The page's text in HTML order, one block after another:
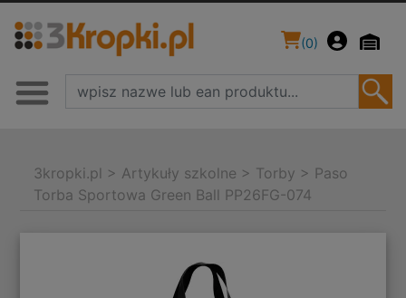
(0)
3kropki.pl > Artykuły szkolne > Torby > Paso
Torba Sportowa Green Ball PP26FG-074